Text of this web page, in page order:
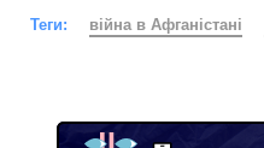
Теги: війна в Афганістані